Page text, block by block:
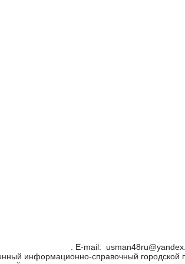
. Е-mail:
информационно-справочный городской